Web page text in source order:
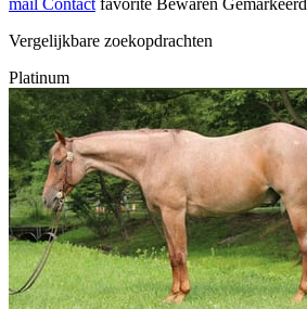
Vergelijkbare zoekopdrachten
Platinum